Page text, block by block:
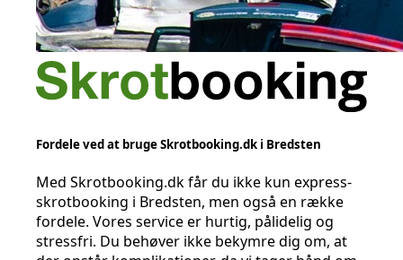
Fordele ved at bruge Skrotbooking.dk i Bredsten
Med Skrotbooking.dk får du ikke kun express-
skrotbooking i Bredsten, men også en række
fordele. Vores service er hurtig, pålidelig og
stressfri. Du behøver ikke bekymre dig om, at